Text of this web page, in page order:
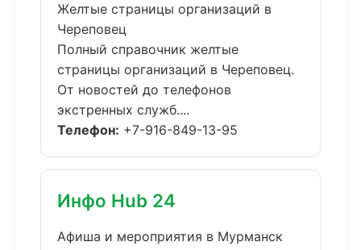
Желтые страницы организаций в
Череповец
Полный справочник желтые
страницы организаций в Череповец.
От новостей до телефонов
экстренных служб....
Телефон: +7-916-849-13-95
Инфо Hub 24
Афиша и мероприятия в Мурманск